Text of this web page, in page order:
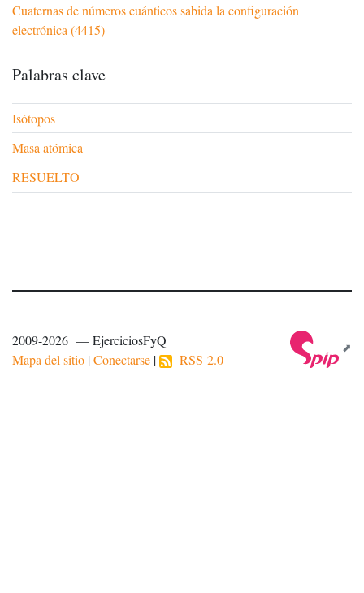
Cuaternas de números cuánticos sabida la configuración
electrónica (4415)
Palabras clave
Isótopos
Masa atómica
RESUELTO
2009-2026 — EjerciciosFyQ
Mapa del sitio |Conectarse | RSS 2.0